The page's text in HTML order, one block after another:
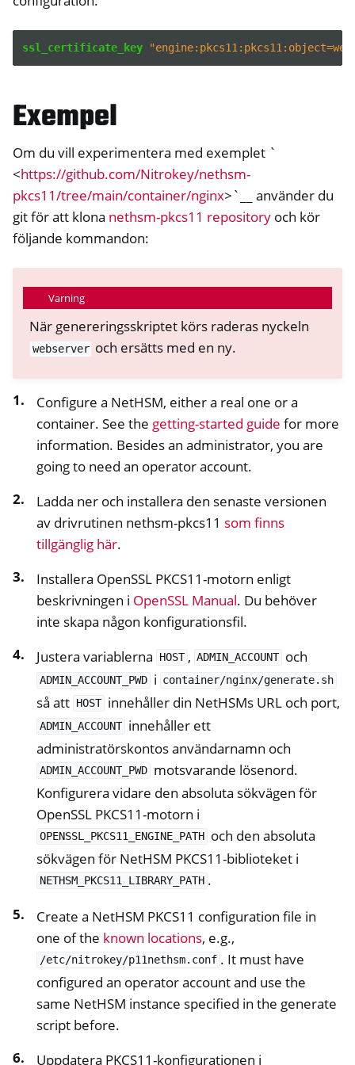
ssl_certificate_key
Exempel
Om du vill experimentera med exemplet `
<https://github.com/Nitrokey/nethsm-
pkcs11/tree/main/container/nginx>`__ använder du
git för att klona nethsm-pkcs11 repository och kör
följande kommandon:
Varning
När genereringsskriptet körs raderas nyckeln
webserver och ersätts med en ny.
Configure a NetHSM, either a real one or a
container. See the getting-started guide for more
information. Besides an administrator, you are
going to need an operator account.
Ladda ner och installera den senaste versionen
av drivrutinen nethsm-pkcs11 som finns
tillgänglig här.
Installera OpenSSL PKCS11-motorn enligt
beskrivningen i OpenSSL Manual. Du behöver
inte skapa någon konfigurationsfil.
Justera variablerna
HOST , ADMIN_ACCOUNT och
ADMIN_ACCOUNT_PWD i container/nginx/generate.sh
så att HOST innehåller din NetHSMs URL och port,
ADMIN_ACCOUNT innehåller ett
administratörskontos användarnamn och
ADMIN_ACCOUNT_PWD motsvarande lösenord.
Konfigurera vidare den absoluta sökvägen för
OpenSSL PKCS11-motorn i
OPENSSL_PKCS11_ENGINE_PATH
och den absoluta
sökvägen för NetHSM PKCS11-biblioteket i
NETHSM_PKCS11_LIBRARY_PATH .
Create a NetHSM PKCS11 configuration file in
one of the known locations, e.g.,
/etc/nitrokey/p11nethsm.conf . It must have
configured an operator account and use the
same NetHSM instance specified in the generate
script before.
Uppdatera PKCS11-konfigurationen i